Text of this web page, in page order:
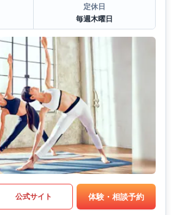
定休日
毎週木曜日
公式サイト 体験・相談予約